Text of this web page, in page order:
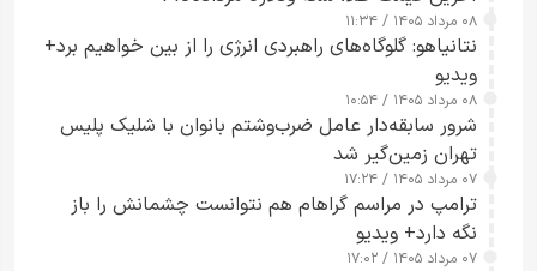
۰۸ مرداد ۱۴۰۵ / ۱۱:۳۴
نتانیاهو: گلوگاه‌های راهبردی انرژی را از بین خواهیم برد+
ویدیو
۰۸ مرداد ۱۴۰۵ / ۱۰:۵۴
شرور سابقه‌دار عامل ضرب‌وشتم بانوان با شلیک پلیس
تهران زمین‌گیر شد
۰۷ مرداد ۱۴۰۵ / ۱۷:۲۴
ترامپ در مراسم گراهام هم نتوانست چشمانش را باز
نگه دارد+ ویدیو
۰۷ مرداد ۱۴۰۵ / ۱۷:۰۲